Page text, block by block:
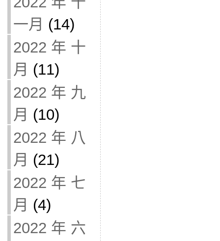
一月 (14)
2022 年 十
月 (11)
2022 年 九
月 (10)
2022 年 八
月 (21)
2022 年 七
月 (4)
2022 年 六